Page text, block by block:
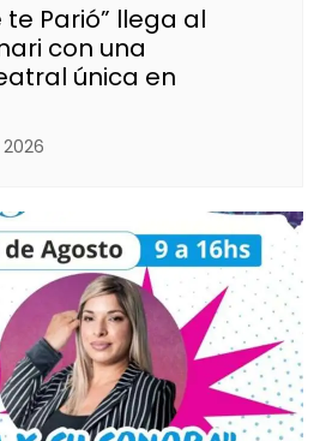
te Parió” llega al
con una
única en